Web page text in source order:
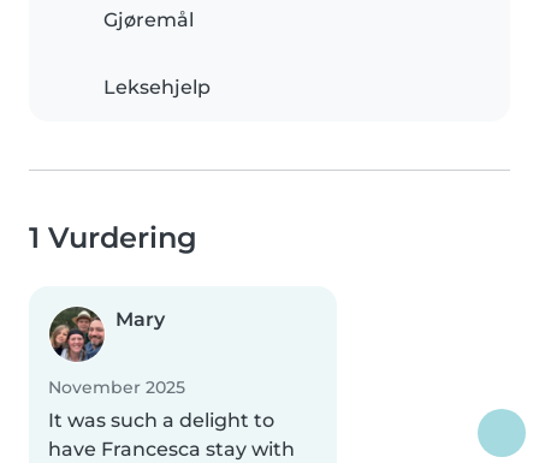
Gjøremål
Leksehjelp
1 Vurdering
Mary
November 2025
It was such a delight to
have Francesca stay with